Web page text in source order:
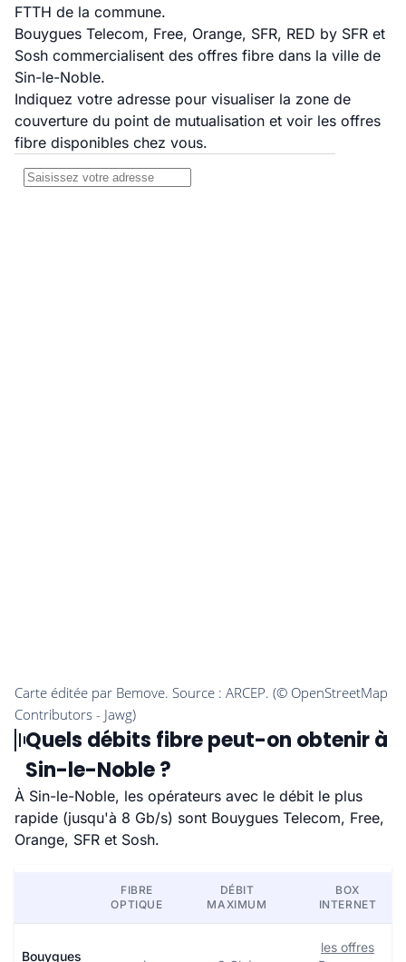
FTTH de la commune.
Bouygues Telecom, Free, Orange, SFR, RED by SFR et
Sosh commercialisent des offres fibre dans la ville de
Sin-le-Noble.
Indiquez votre adresse pour visualiser la zone de
couverture du point de mutualisation et voir les offres
fibre disponibles chez vous.
Quels débits fibre peut-on obtenir à
Sin-le-Noble ?
À Sin-le-Noble, les opérateurs avec le débit le plus
rapide (jusqu'à 8 Gb/s) sont Bouygues Telecom, Free,
Orange, SFR et Sosh.
FIBRE
OPTIQUE
DÉBIT
MAXIMUM
BOX
INTERNET
Bouygues
les offres